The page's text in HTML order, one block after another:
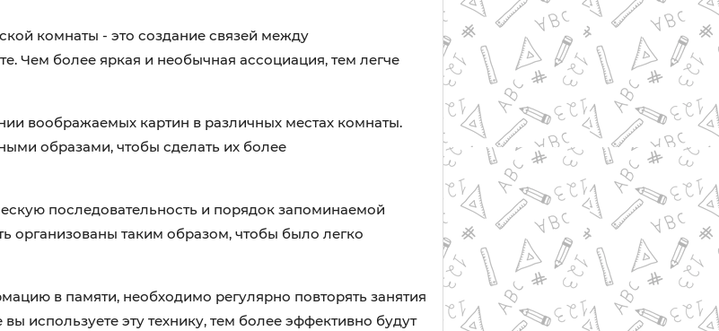
комнаты - это создание связей между
Чем более яркая и необычная ассоциация, тем легче
воображаемых картин в различных местах комнаты.
образами, чтобы сделать их более
последовательность и порядок запоминаемой
таким образом, чтобы было легко
в памяти, необходимо регулярно повторять занятия
используете эту технику, тем более эффективно будут